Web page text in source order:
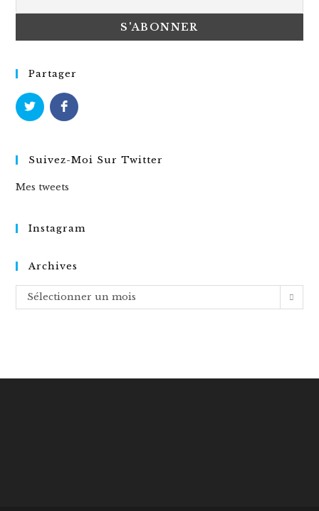
Partager
Suivez-Moi Sur Twitter
Mes tweets
Instagram
Archives
Archives
Sélectionner un mois